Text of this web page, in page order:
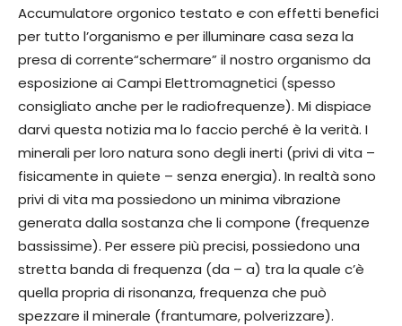
Accumulatore orgonico testato e con effetti benefici
per tutto l’organismo e per illuminare casa seza la
presa di corrente“schermare” il nostro organismo da
esposizione ai Campi Elettromagnetici (spesso
consigliato anche per le radiofrequenze). Mi dispiace
darvi questa notizia ma lo faccio perché è la verità. I
minerali per loro natura sono degli inerti (privi di vita –
fisicamente in quiete – senza energia). In realtà sono
privi di vita ma possiedono un minima vibrazione
generata dalla sostanza che li compone (frequenze
bassissime). Per essere più precisi, possiedono una
stretta banda di frequenza (da – a) tra la quale c’è
quella propria di risonanza, frequenza che può
spezzare il minerale (frantumare, polverizzare).